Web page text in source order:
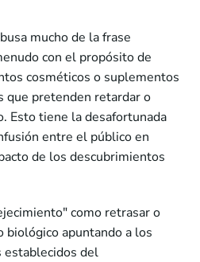
mucho de la frase
con el propósito de
cosméticos o suplementos
que pretenden retardar o
Esto tiene la desafortunada
entre el público en
de los descubrimientos
como retrasar o
apuntando a los
establecidos del